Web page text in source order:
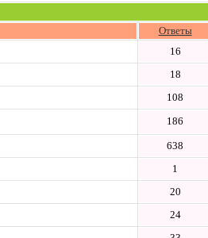
Ответы
16
18
108
186
638
1
20
24